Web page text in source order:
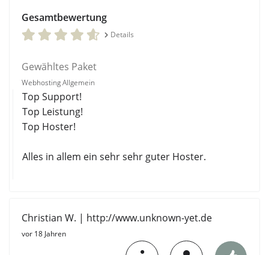
Gesamtbewertung
Details
Gewähltes Paket
Webhosting Allgemein
Top Support!
Top Leistung!
Top Hoster!
Alles in allem ein sehr sehr guter Hoster.
Christian W. | http://www.unknown-yet.de
vor 18 Jahren